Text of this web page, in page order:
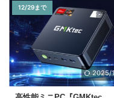
12/29まで
2025/